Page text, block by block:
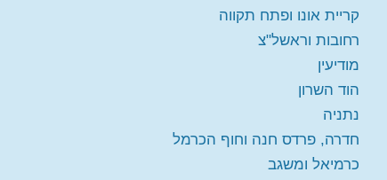
קריית אונו ופתח תקווה
רחובות וראשל"צ
מודיעין
הוד השרון
נתניה
חדרה, פרדס חנה וחוף הכרמל
כרמיאל ומשגב